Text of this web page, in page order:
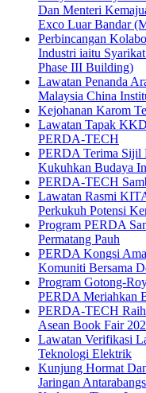
Dan Menteri
Exco Luar Bandar
Perbincangan
Industri iaitu
Phase III Building)
Lawatan Penanda
Malaysia China
Kejohanan Karom
Lawatan Tapak
PERDA-TECH
PERDA Terima Sijil
Kukuhkan Budaya
PERDA-TECH
Lawatan Rasmi
Perkukuh Potensi
Program PERDA
Permatang Pauh
PERDA Kongsi
Komuniti Bersama
Program Gotong-
PERDA Meriahkan
PERDA-TECH Raih
Asean Book Fair
Lawatan Verifikasi
Teknologi Elektrik
Kunjung Hormat
Jaringan